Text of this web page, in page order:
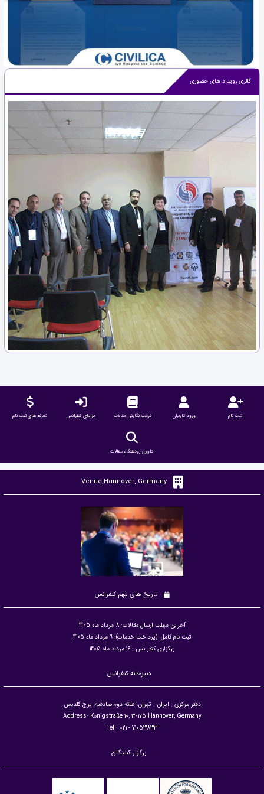
گالری رویداد های حضوری
ثبت نام ورود کاربران فرمت نگارش مقالات مزایای کنفرانس تعرفه های ثبت نام
داوری زودهنگام مقالات
Venue:Hannover, Germany
تاریخ های مهم کنفرانس
آخرین مهلت ارسال مقالات: 8 مرداد ماه 1405
ثبت نام کامل (پرداخت خدمات): 9 مرداد ماه 1405
برگزاری کنفرانس : 16 مرداد ماه 1405
دبیرخانه کنفرانس
دفتر مرکزی : ایران : تهران، فلکه دوم صادقیه، برج گلدیس
Address: Königstraße 10, 30175 Hannover, Germany
Tel : 021 - 71053833
برگزار کنندگان